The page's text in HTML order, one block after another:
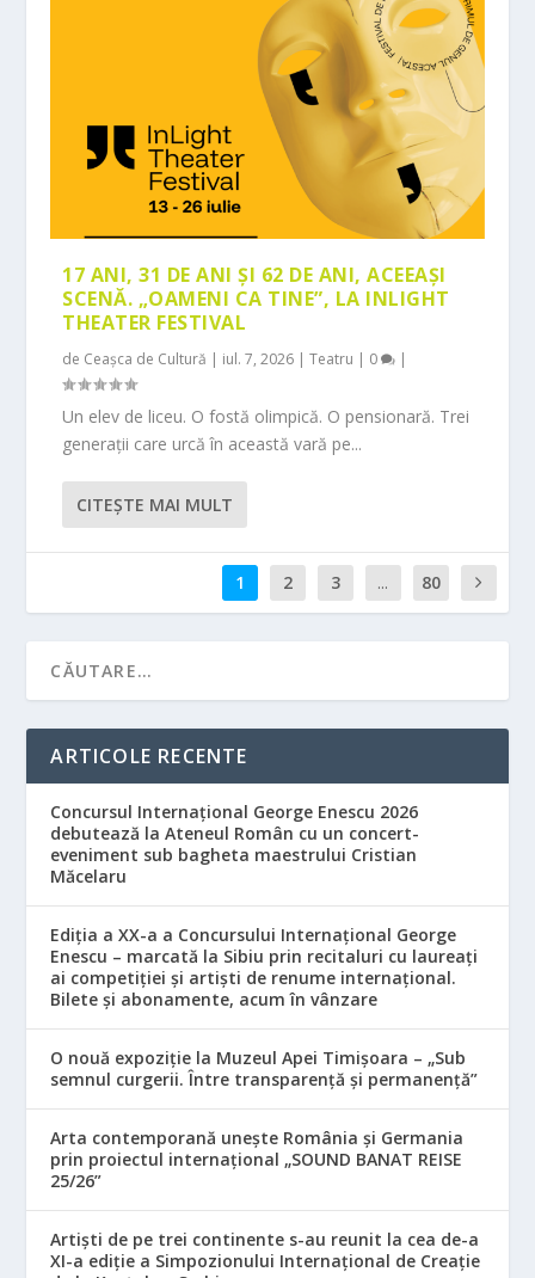
17 ANI, 31 DE ANI ȘI 62 DE ANI, ACEEAȘI
SCENĂ. „OAMENI CA TINE”, LA INLIGHT
THEATER FESTIVAL
de Ceașca de Cultură | iul. 7, 2026 |Teatru | 0 |
Un elev de liceu. O fostă olimpică. O pensionară. Trei
generații care urcă în această vară pe...
CITEŞTE MAI MULT
1 2 3 ... 80
ARTICOLE RECENTE
Concursul Internațional George Enescu 2026
debutează la Ateneul Român cu un concert-
eveniment sub bagheta maestrului Cristian
Măcelaru
Ediția a XX-a a Concursului Internațional George
Enescu – marcată la Sibiu prin recitaluri cu laureați
ai competiției și artiști de renume internațional.
Bilete și abonamente, acum în vânzare
O nouă expoziție la Muzeul Apei Timișoara – „Sub
semnul curgerii. Între transparență și permanență”
Arta contemporană unește România și Germania
prin proiectul internațional „SOUND BANAT REISE
25/26”
Artiști de pe trei continente s-au reunit la cea de-a
XI-a ediție a Simpozionului Internațional de Creație